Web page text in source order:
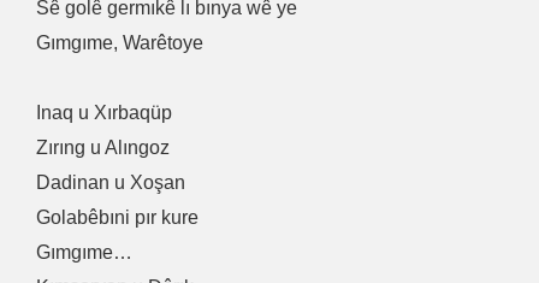
Sê golê germıkê lı bınya wê ye
Gımgıme, Warêtoye
Inaq u Xırbaqüp
Zırıng u Alıngoz
Dadinan u Xoşan
Golabêbıni pır kure
Gımgıme…